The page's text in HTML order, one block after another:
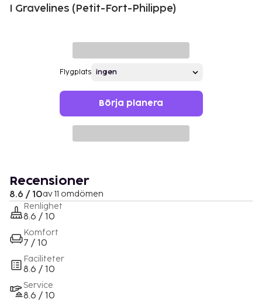
I Gravelines (Petit-Fort-Philippe)
Flygplats
Börja planera
Recensioner
8.6 / 10av 11 omdömen
Renlighet
8.6 / 10
Komfort
7 / 10
Faciliteter
8.6 / 10
Service
8.6 / 10